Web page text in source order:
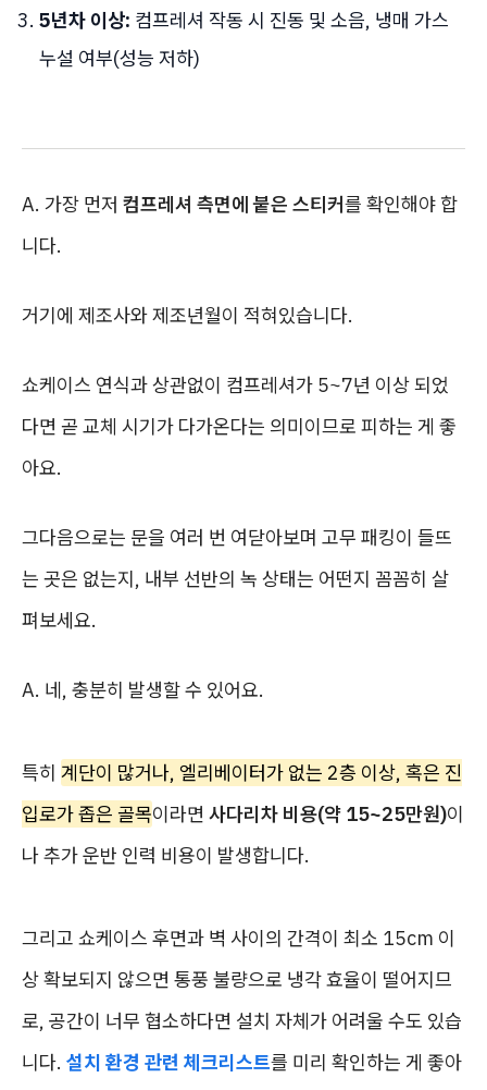
5년차 이상: 컴프레셔 작동 시 진동 및 소음, 냉매 가스
누설 여부(성능 저하)
A. 가장 먼저 컴프레셔 측면에 붙은 스티커를 확인해야 합
니다.
거기에 제조사와 제조년월이 적혀있습니다.
쇼케이스 연식과 상관없이 컴프레셔가 5~7년 이상 되었
다면 곧 교체 시기가 다가온다는 의미이므로 피하는 게 좋
아요.
그다음으로는 문을 여러 번 여닫아보며 고무 패킹이 들뜨
는 곳은 없는지, 내부 선반의 녹 상태는 어떤지 꼼꼼히 살
펴보세요.
A. 네, 충분히 발생할 수 있어요.
특히 계단이 많거나, 엘리베이터가 없는 2층 이상, 혹은 진
입로가 좁은 골목이라면 사다리차 비용(약 15~25만원)이
나 추가 운반 인력 비용이 발생합니다.
그리고 쇼케이스 후면과 벽 사이의 간격이 최소 15cm 이
상 확보되지 않으면 통풍 불량으로 냉각 효율이 떨어지므
로, 공간이 너무 협소하다면 설치 자체가 어려울 수도 있습
니다. 설치 환경 관련 체크리스트를 미리 확인하는 게 좋아